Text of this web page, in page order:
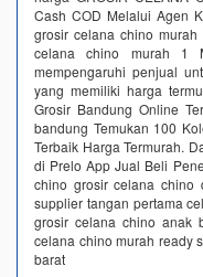
Cash COD Melalui Agen
grosir celana chino
celana chino murah 1
mempengaruhi penjual
yang memiliki harga
Grosir Bandung Online
bandung Temukan 100
Terbaik Harga Termurah.
di Prelo App Jual Beli
chino grosir celana chino
supplier tangan pertama
grosir celana chino anak
celana chino murah ready
barat